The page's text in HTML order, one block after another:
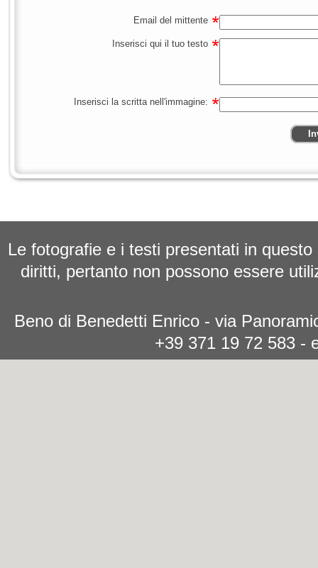
Email del mittente
Inserisci qui il tuo testo
Inserisci la scritta nell'immagine:
Le fotografie e i testi presentati in
diritti, pertanto non possono essere
Beno di Benedetti Enrico - via
+39 371 19 72 583 -